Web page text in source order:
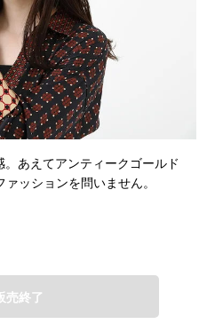
あえてアンティークゴールド
ッションを問いません。
売終了